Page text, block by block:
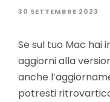
30 SETTEMBRE 2023
Se sul tuo Mac hai
aggiorni alla
anche
potresti